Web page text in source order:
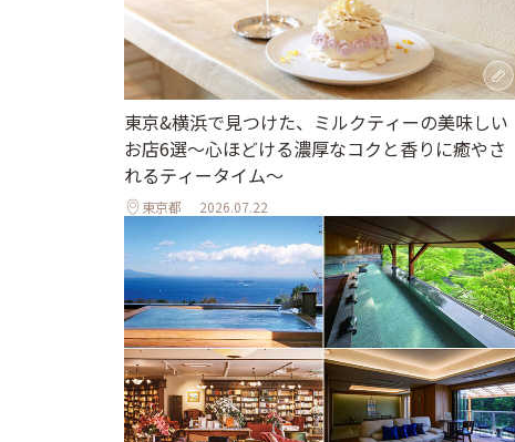
東京&横浜で見つけた、ミルクティーの美味しい
お店6選～心ほどける濃厚なコクと香りに癒やさ
れるティータイム～
東京都 2026.07.22